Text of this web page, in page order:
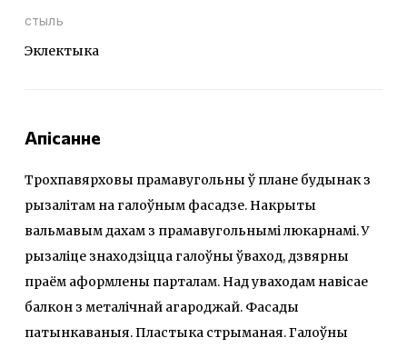
стыль
Эклектыка
Апісанне
Трохпавярховы прамавугольны ў плане будынак з
рызалітам на галоўным фасадзе. Накрыты
вальмавым дахам з прамавугольнымі люкарнамі. У
рызаліце знаходзіцца галоўны ўваход, дзвярны
праём аформлены парталам. Над уваходам навісае
балкон з металічнай агароджай. Фасады
патынкаваныя. Пластыка стрыманая. Галоўны